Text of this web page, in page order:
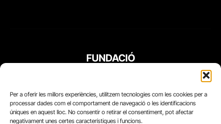
Per a oferir les millors experiències, utilitzem tecnologies com les cookies per a
processar dades com el comportament de navegació o les identificacions
úniques en aquest lloc. No consentir o retirar el consentiment, pot afectar
negativament unes certes característiques i funcions.
FUNDACIÓ